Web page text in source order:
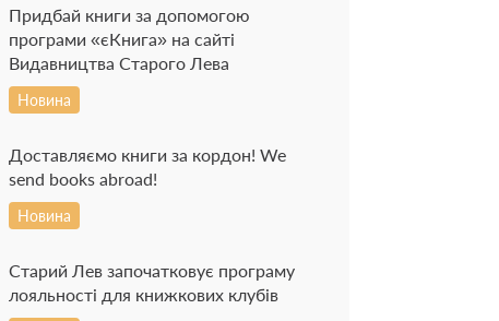
Придбай книги за допомогою
програми «єКнига» на сайті
Видавництва Старого Лева
Новина
Доставляємо книги за кордон! We
send books abroad!
Новина
Старий Лев започатковує програму
лояльності для книжкових клубів